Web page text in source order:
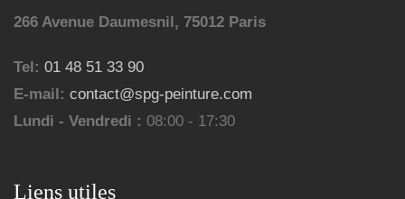
266 Avenue Daumesnil, 75012 Paris
Tel: 01 48 51 33 90
E-mail: contact@spg-peinture.com
Lundi - Vendredi : 08:00 - 17:30
Liens utiles